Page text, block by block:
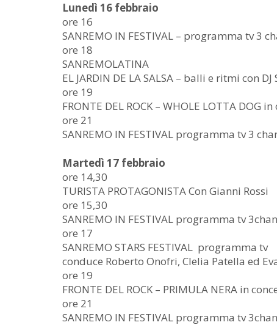
Lunedì 16 febbraio
ore 16
SANREMO IN FESTIVAL – programma tv 3
ore 18
SANREMOLATINA
EL JARDIN DE LA SALSA – balli e ritmi con DJ
ore 19
FRONTE DEL ROCK – WHOLE LOTTA DOG
ore 21
SANREMO IN FESTIVAL programma tv 3
Martedì 17 febbraio
ore 14,30
TURISTA PROTAGONISTA Con Gianni Rossi
ore 15,30
SANREMO IN FESTIVAL programma tv
ore 17
SANREMO STARS FESTIVAL programma tv
conduce Roberto Onofri, Clelia Patella ed
ore 19
FRONTE DEL ROCK – PRIMULA NERA in
ore 21
SANREMO IN FESTIVAL programma tv